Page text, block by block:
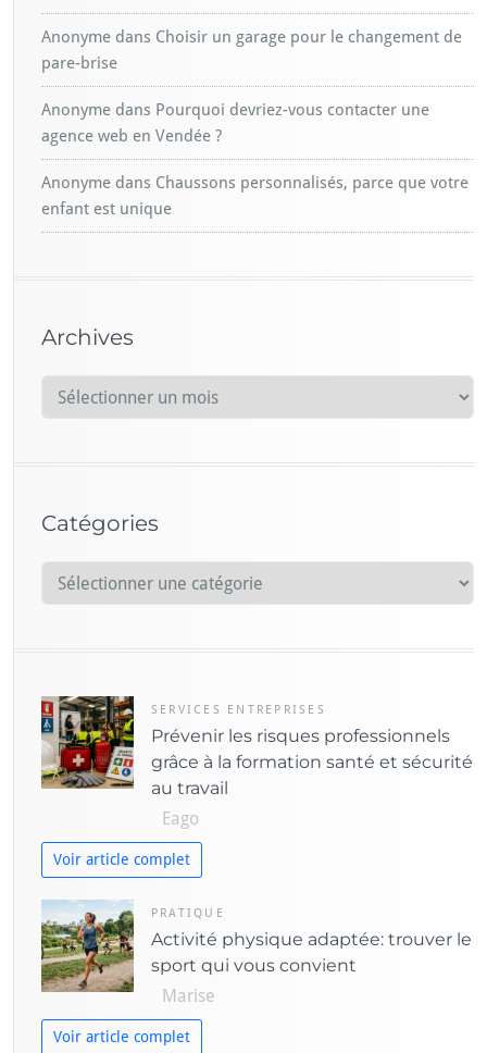
Anonyme dans Choisir un garage pour le changement de
pare-brise
Anonyme dans Pourquoi devriez-vous contacter une
agence web en Vendée ?
Anonyme dans Chaussons personnalisés, parce que votre
enfant est unique
Archives
r
v
Catégories
a
o
r
i
e
SERVICES ENTREPRISES
Prévenir les risques professionnels
grâce à la formation santé et sécurité
au travail
Eago
Voir article complet
PRATIQUE
Activité physique adaptée: trouver le
sport qui vous convient
Marise
Voir article complet